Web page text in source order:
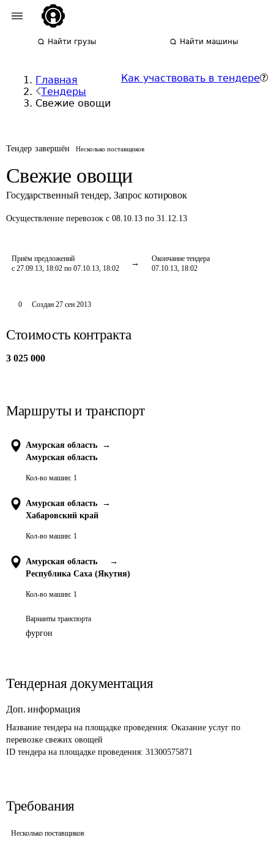
Найти грузы Найти машины
Главная
Тендеры
Свежие овощи
Как участвовать в тендере
Тендер завершён Несколько поставщиков
Свежие овощи
Государственный тендер, Запрос котировок
Осуществление перевозок с 08.10.13 по 31.12.13
Приём предложений
с 27.09.13, 18:02 по 07.10.13, 18:02
Окончание тендера
07.10.13, 18:02
0 Создан 27 сен 2013
Стоимость контракта
3 025 000
Маршруты и транспорт
Амурская область
→
Амурская область
Кол-во машин: 1
Амурская область
→
Хабаровский край
Кол-во машин: 1
Амурская область
→
Республика Саха (Якутия)
Кол-во машин: 1
Варианты транспорта
фургон
Тендерная документация
Доп. информация
Название тендера на площадке проведения: Оказание услуг по
перевозке свежих овощей
ID тендера на площадке проведения: 31300575871
Требования
Несколько поставщиков